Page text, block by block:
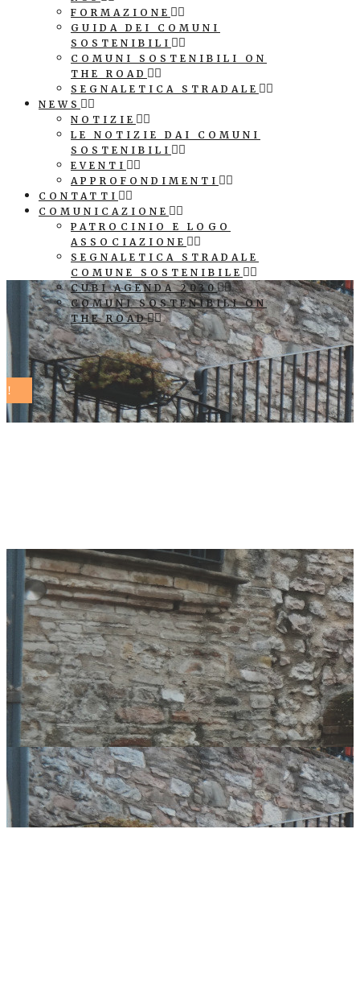
FORMAZIONE
GUIDA DEI COMUNI
SOSTENIBILI
COMUNI SOSTENIBILI ON
THE ROAD
SEGNALETICA STRADALE
NEWS
NOTIZIE
LE NOTIZIE DAI COMUNI
SOSTENIBILI
EVENTI
APPROFONDIMENTI
CONTATTI
COMUNICAZIONE
PATROCINIO E LOGO
ASSOCIAZIONE
SEGNALETICA STRADALE
COMUNE SOSTENIBILE
CUBI AGENDA 2030
COMUNI SOSTENIBILI ON
THE ROAD